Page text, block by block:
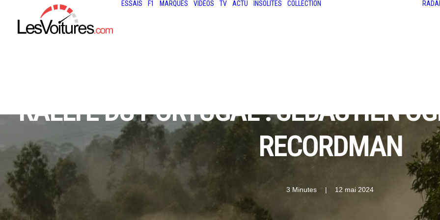
ESSAIS F1 MARQUES VIDÉOS TV ACTU INSOLITES COLLECTION
RALLYE DU PORTUGAL : SÉBASTIEN
RECORDMAN
3 Minutes | 12 mai 2024